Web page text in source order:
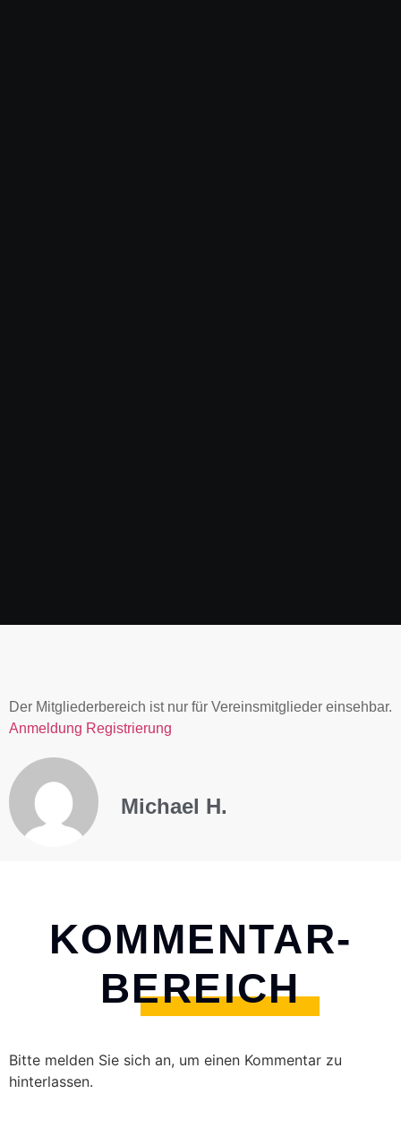
Der Mitgliederbereich ist nur für Vereinsmitglieder einsehbar.
Anmeldung Registrierung
Michael H.
KOMMENTAR-
BEREICH
Bitte melden Sie sich an, um einen Kommentar zu
hinterlassen.